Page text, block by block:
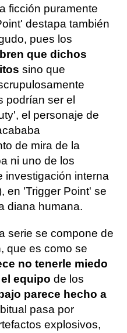
ficción puramente
destapa también
pues los
que dichos
sino que
podrían ser el
el personaje de
de mira de la
ni uno de los
investigación interna
en 'Trigger Point' se
diana humana.
serie se compone de
, que es como se
no tenerle miedo
equipo de los
parece hecho a
pasa por
explosivos,